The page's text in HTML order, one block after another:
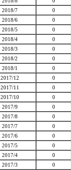
2018/7
0
2018/6
0
2018/5
0
2018/4
0
2018/3
0
2018/2
0
2018/1
0
2017/12
0
2017/11
0
2017/10
0
2017/9
0
2017/8
0
2017/7
0
2017/6
0
2017/5
0
2017/4
0
2017/3
0